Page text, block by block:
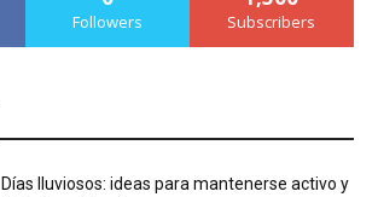
Followers Subscribers
Días lluviosos: ideas para mantenerse activo y